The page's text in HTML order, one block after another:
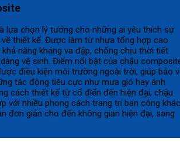
lựa chọn lý tưởng cho những ai yêu thích sự
về thiết kế. Được làm từ nhựa tổng hợp cao
năng kháng va đập, chống chịu thời tiết
vệ sinh. Điểm nổi bật của chậu
điều kiện môi trường ngoài trời, giúp bảo
tác động tiêu cực như mưa gió hay ánh
cách thiết kế từ cổ điển đến hiện đại, chậu
với nhiều phong cách trang trí ban công khác
đơn giản cho đến không gian hiện đại, sang